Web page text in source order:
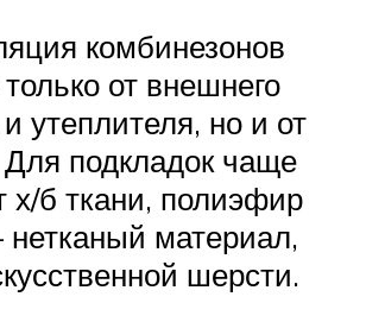
комбинезонов
от внешнего
утеплителя, но и от
Для подкладок чаще
х/б ткани, полиэфир
материал,
шерсти.